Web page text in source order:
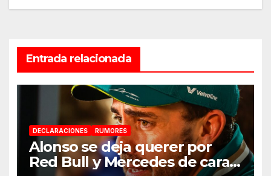
Entrada relacionada
DECLARACIONES RUMORES
Alonso se deja querer por
Red Bull y Mercedes de cara a